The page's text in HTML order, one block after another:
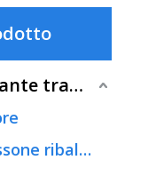
Truck di carburante tradizionale
Autocarro con cassone ribaltabile